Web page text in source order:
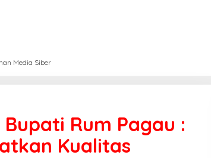
Media Siber
Rum Pagau :
Kualitas